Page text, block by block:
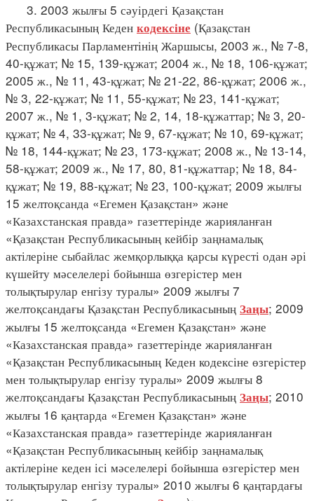
3. 2003 жылғы 5 сәуірдегі Қазақстан
Республикасының Кеден кодексіне (Қазақстан
Республикасы Парламентінің Жаршысы, 2003 ж., № 7-8,
40-құжат; № 15, 139-құжат; 2004 ж., № 18, 106-құжат;
2005 ж., № 11, 43-құжат; № 21-22, 86-құжат; 2006 ж.,
№ 3, 22-құжат; № 11, 55-құжат; № 23, 141-құжат;
2007 ж., № 1, 3-құжат; № 2, 14, 18-құжаттар; № 3, 20-
құжат; № 4, 33-құжат; № 9, 67-құжат; № 10, 69-құжат;
№ 18, 144-құжат; № 23, 173-құжат; 2008 ж., № 13-14,
58-құжат; 2009 ж., № 17, 80, 81-құжаттар; № 18, 84-
құжат; № 19, 88-құжат; № 23, 100-құжат; 2009 жылғы
15 желтоқсанда «Егемен Қазақстан» және
«Казахстанская правда» газеттерінде жарияланған
«Қазақстан Республикасының кейбір заңнамалық
актілеріне сыбайлас жемқорлыққа қарсы күресті одан әрі
күшейту мәселелері бойынша өзгерістер мен
толықтырулар енгізу туралы» 2009 жылғы 7
желтоқсандағы Қазақстан Республикасының Заңы; 2009
жылғы 15 желтоқсанда «Егемен Қазақстан» және
«Казахстанская правда» газеттерінде жарияланған
«Қазақстан Республикасының Кеден кодексіне өзгерістер
мен толықтырулар енгізу туралы» 2009 жылғы 8
желтоқсандағы Қазақстан Республикасының Заңы; 2010
жылғы 16 қаңтарда «Егемен Қазақстан» және
«Казахстанская правда» газеттерінде жарияланған
«Қазақстан Республикасының кейбір заңнамалық
актілеріне кеден ісі мәселелері бойынша өзгерістер мен
толықтырулар енгізу туралы» 2010 жылғы 6 қаңтардағы